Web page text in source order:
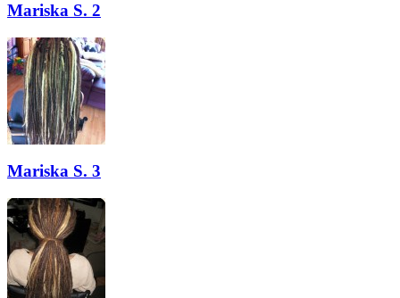
Mariska S. 2
Mariska S. 3